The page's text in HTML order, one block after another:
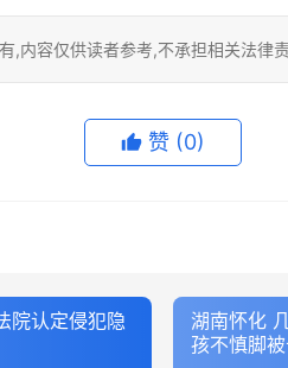
,内容仅供读者参考,不承担相关法
赞 (0)
院认定侵犯隐
湖南怀化
孩不慎脚